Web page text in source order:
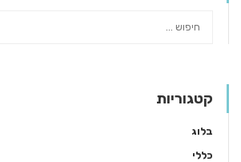
קטגוריות
בלוג
כללי